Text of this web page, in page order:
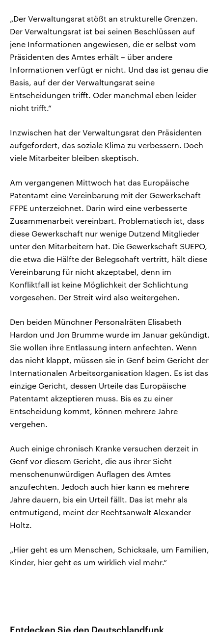
„Der Verwaltungsrat stößt an strukturelle Grenzen.
Der Verwaltungsrat ist bei seinen Beschlüssen auf
jene Informationen angewiesen, die er selbst vom
Präsidenten des Amtes erhält – über andere
Informationen verfügt er nicht. Und das ist genau die
Basis, auf der der Verwaltungsrat seine
Entscheidungen trifft. Oder manchmal eben leider
nicht trifft.“
Inzwischen hat der Verwaltungsrat den Präsidenten
aufgefordert, das soziale Klima zu verbessern. Doch
viele Mitarbeiter bleiben skeptisch.
Am vergangenen Mittwoch hat das Europäische
Patentamt eine Vereinbarung mit der Gewerkschaft
FFPE unterzeichnet. Darin wird eine verbesserte
Zusammenarbeit vereinbart. Problematisch ist, dass
diese Gewerkschaft nur wenige Dutzend Mitglieder
unter den Mitarbeitern hat. Die Gewerkschaft SUEPO,
die etwa die Hälfte der Belegschaft vertritt, hält diese
Vereinbarung für nicht akzeptabel, denn im
Konfliktfall ist keine Möglichkeit der Schlichtung
vorgesehen. Der Streit wird also weitergehen.
Den beiden Münchner Personalräten Elisabeth
Hardon und Jon Brumme wurde im Januar gekündigt.
Sie wollen ihre Entlassung intern anfechten. Wenn
das nicht klappt, müssen sie in Genf beim Gericht der
Internationalen Arbeitsorganisation klagen. Es ist das
einzige Gericht, dessen Urteile das Europäische
Patentamt akzeptieren muss. Bis es zu einer
Entscheidung kommt, können mehrere Jahre
vergehen.
Auch einige chronisch Kranke versuchen derzeit in
Genf vor diesem Gericht, die aus ihrer Sicht
menschenunwürdigen Auflagen des Amtes
anzufechten. Jedoch auch hier kann es mehrere
Jahre dauern, bis ein Urteil fällt. Das ist mehr als
entmutigend, meint der Rechtsanwalt Alexander
Holtz.
„Hier geht es um Menschen, Schicksale, um Familien,
Kinder, hier geht es um wirklich viel mehr.“
Entdecken Sie den Deutschlandfunk